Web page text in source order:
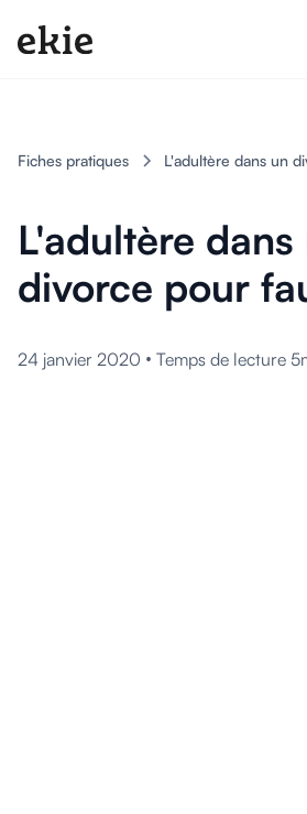
Fiches pratiques L'adultère dans un
L'adultère dans
divorce pour
24 janvier 2020 • Temps de lecture